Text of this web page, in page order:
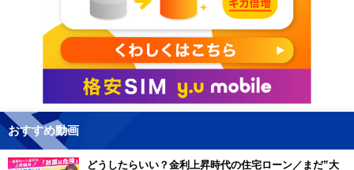
おすすめ動画
どうしたらいい？金利上昇時代の住宅ローン／まだ”大